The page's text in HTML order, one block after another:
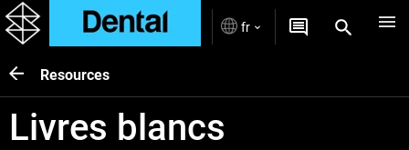
fr
Resources
Livres blancs